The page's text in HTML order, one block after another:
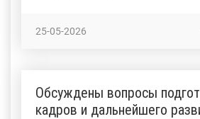
25-05-2026
Обсуждены вопросы
кадров и дальнейшего